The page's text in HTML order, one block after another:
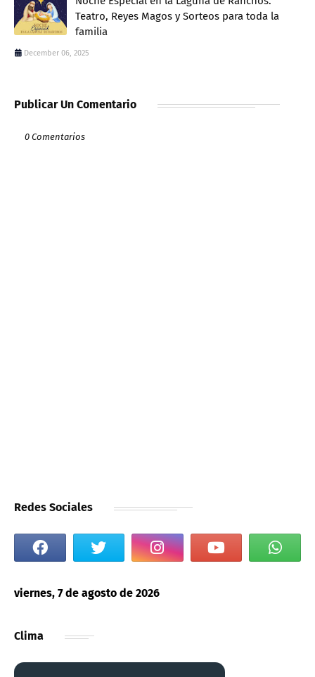
Teatro, Reyes Magos y Sorteos para toda la
familia
December 06, 2025
Publicar Un Comentario
0 Comentarios
Redes Sociales
viernes, 7 de agosto de 2026
Clima